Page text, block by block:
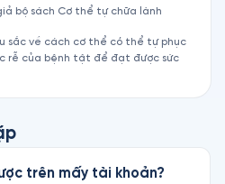
bộ sách Cơ thể tự chữa lành
sắc về cách cơ thể có thể tự phục
rễ của bệnh tật để đạt được sức
trên mấy tài khoản?